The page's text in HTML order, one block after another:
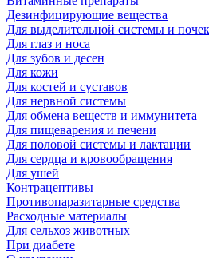
Дезинфицирующие вещества
Для выделительной системы и почек
Для глаз и носа
Для зубов и десен
Для кожи
Для костей и суставов
Для нервной системы
Для обмена веществ и иммунитета
Для пищеварения и печени
Для половой системы и лактации
Для сердца и кровообращения
Для ушей
Контрацептивы
Противопаразитарные средства
Расходные материалы
Для сельхоз животных
При диабете